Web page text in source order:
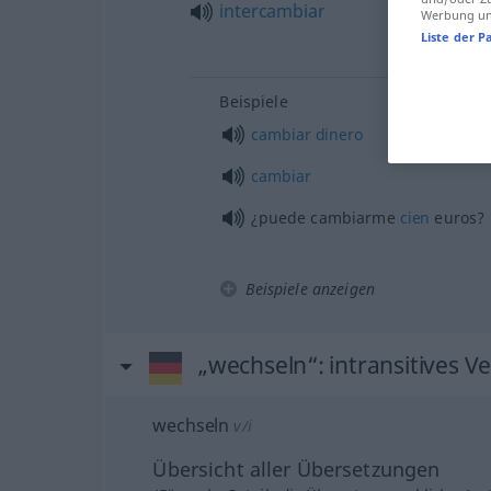
intercambiar
Beispiele
cambiar dinero
cambiar
¿puede cambiarme cien euros?
Beispiele anzeigen
„wechseln“: intransitives
wechseln v/i
Übersicht aller Übersetzungen
Werbung
Liste der